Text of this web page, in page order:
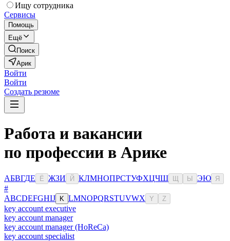
Ищу сотрудника
Сервисы
Помощь
Ещё
Поиск
Арик
Войти
Войти
Создать резюме
Работа и вакансии
по профессии в Арике
АБВГДЕ Ё ЖЗИ Й КЛМНОПРСТУФХЦЧШ Ы ЭЮ Я
#
ABCDEFGHIJ K LMNOPQRSTUVWX Y Z
key account executive
key account manager
key account manager (HoReCa)
key account specialist